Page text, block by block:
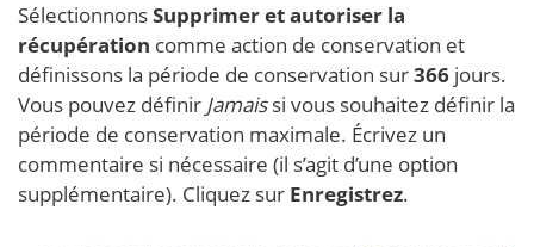
SélectionnonsSupprimer et autoriser la
récupération comme action de conservation et
définissons la période de conservation sur366 jours.
Vous pouvez définir Jamaissi vous souhaitez définir la
période de conservation maximale. Écrivez un
commentaire si nécessaire (il s’agit d’une option
supplémentaire). Cliquez sur Enregistrez.